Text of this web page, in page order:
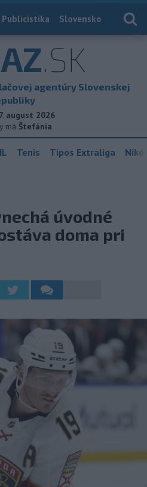
Publicistika Slovensko
.SK
agentúry Slovenskej
7. august 2026
má Štefánia
Tenis Tipos Extraliga
úvodné
doma pri